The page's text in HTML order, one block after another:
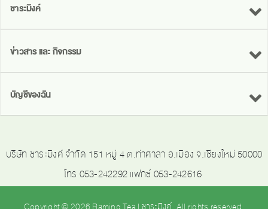
ชาระมิงค์
ข่าวสาร และ กิจกรรม
บัญชีของฉัน
บริษัท ชาระมิงค์ จำกัด 151 หมู่ 4 ต.ท่าศาลา อ.เมือง จ.เชียงใหม่ 50000
โทร 053-242292 แฟกซ์ 053-242616